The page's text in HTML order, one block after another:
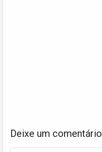
Deixe um comentário